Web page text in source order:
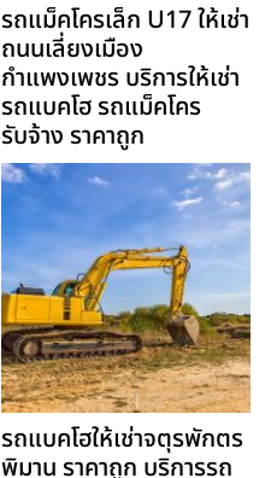
รถแม็คโครเล็ก U17 ให้เช่า
ถนนเลี่ยงเมือง
กำแพงเพชร บริการให้เช่า
รถแบคโฮ รถแม็คโคร
รับจ้าง ราคาถูก
รถแบคโฮให้เช่าจตุรพักตร
พิมาน ราคาถูก บริการรถ